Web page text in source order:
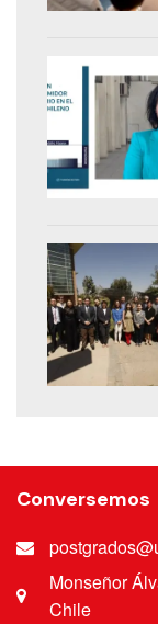
Conversemos
Monseñor
Chile